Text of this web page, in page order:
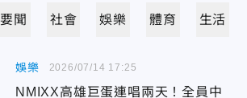
要聞 社會 娛樂 體育 生活
娛樂
NMIXX高雄巨蛋連唱兩天！全員中
2026/07/14 17:25